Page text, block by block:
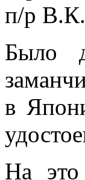
п/р В.К.
Было
в
На